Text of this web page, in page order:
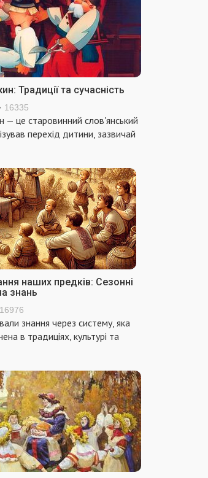
Традиції та сучасність
16335
це старовинний слов'янський
перехід дитини, зазвичай
наших предків: Сезонні
знань
16976
знання через систему, яка
в традиціях, культурі та